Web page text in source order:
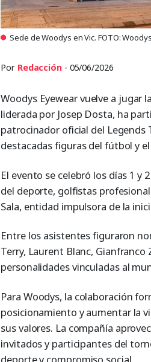
Sede de Woodys en Vic. FOTO:
Por Redacción- 05/06/2026
Woodys Eyewear vuelve a jugar
liderada por Josep Dosta, ha
patrocinador oficial del Legends
destacadas figuras del fútbol y
El evento se celebró los días 1 y
del deporte, golfistas
Sala, entidad impulsora de la
Entre los asistentes figuraron
Terry, Laurent Blanc, Gianfranco
personalidades vinculadas al
Para Woodys, la colaboración
posicionamiento y aumentar la
sus valores. La compañía
invitados y participantes del
deporte y compromiso social.